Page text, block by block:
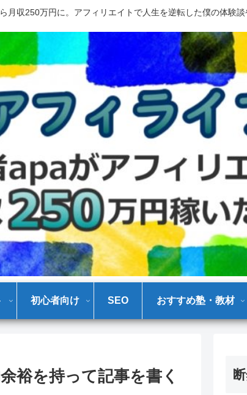
収250万円に。アフィリエイトで人生を逆転した僕の体験談
初心者向け SEO おすすめ塾・教材
裕を持って記事を書く